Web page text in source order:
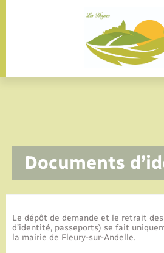
La commune
Actualités
Documents
Le dépôt de demande et le retrait
d’identité, passeports) se fait
la mairie de Fleury-sur-Andelle.